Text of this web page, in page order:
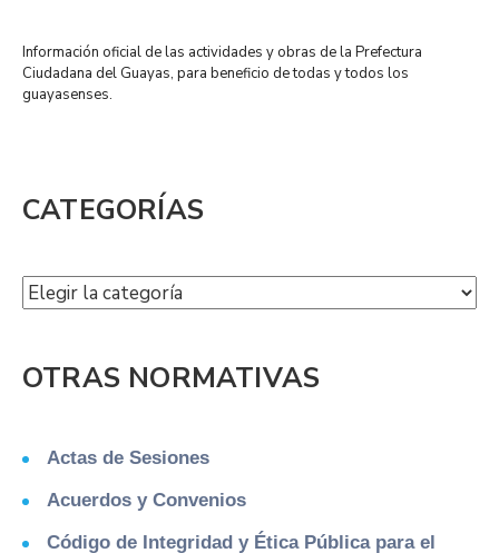
Información oficial de las actividades y obras de la Prefectura
Ciudadana del Guayas, para beneficio de todas y todos los
guayasenses.
CATEGORÍAS
OTRAS NORMATIVAS
Actas de Sesiones
Acuerdos y Convenios
Código de Integridad y Ética Pública para el